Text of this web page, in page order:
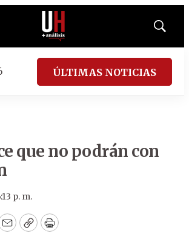
Mostrar
ÚLTIMAS NOTICIAS
que no podrán con
p. m.
EmailCopyPrint